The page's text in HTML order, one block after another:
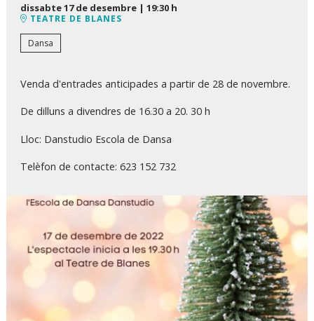
dissabte 17 de desembre | 19:30 h
TEATRE DE BLANES
Dansa
Venda d'entrades anticipades a partir de 28 de novembre.
De dilluns a divendres de 16.30 a 20. 30 h
Lloc: Danstudio Escola de Dansa
Telèfon de contacte: 623 152 732